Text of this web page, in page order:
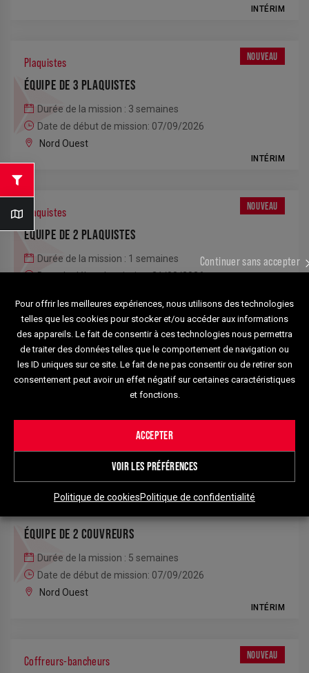
Pour offrir les meilleures expériences, nous utilisons des technologies
telles que les cookies pour stocker et/ou accéder aux informations
des appareils. Le fait de consentir à ces technologies nous permettra
de traiter des données telles que le comportement de navigation ou
les ID uniques sur ce site. Le fait de ne pas consentir ou de retirer son
consentement peut avoir un effet négatif sur certaines caractéristiques
et fonctions.
ACCEPTER
Continuer sans accepter
VOIR LES PRÉFÉRENCES
Politique de cookiesPolitique de confidentialité
INTÉRIM
NOUVEAU
Plaquistes
ÉQUIPE DE 3 PLAQUISTES
Durée de la mission : 3 semaines
Date de début de mission: 07/09/2026
Nord Ouest
INTÉRIM
NOUVEAU
Plaquistes
ÉQUIPE DE 2 PLAQUISTES
Durée de la mission : 1 semaines
Date de début de mission: 31/08/2026
INTÉRIM
NOUVEAU
Plaquistes
ÉQUIPE DE 2 PLAQUISTES
NOUVEAU
ÉQUIPE DE 2 COUVREURS
Durée de la mission : 5 semaines
Date de début de mission: 07/09/2026
Nord Ouest
INTÉRIM
NOUVEAU
Coffreurs-bancheurs
25
35
188
34